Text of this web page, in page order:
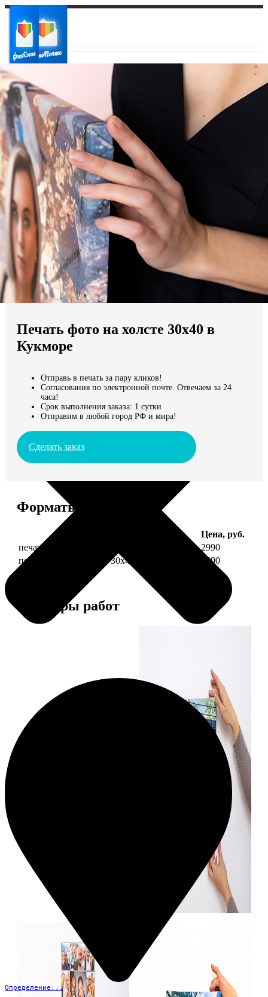
Ваш город:
Ваш регион доставки
Выберите из списка:
Мы доставляем по всему миру
Продолжить без города
Определение...
Печать фото на холсте 30х40 в
Кукморе
Отправь в печать за пару кликов!
Согласования по электронной почте. Отвечаем за 24
часа!
Срок выполнения заказа: 1 сутки
Отправим в любой город РФ и мира!
Сделать заказ
Форматы и цены
Цена, руб.
печать фото на холсте 30х40 на подрамнике 2990
печать фото на холсте 30х40 в раме
5490
Примеры работ